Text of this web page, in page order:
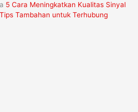
5 Cara Meningkatkan Kualitas Sinyal
Tambahan untuk Terhubung